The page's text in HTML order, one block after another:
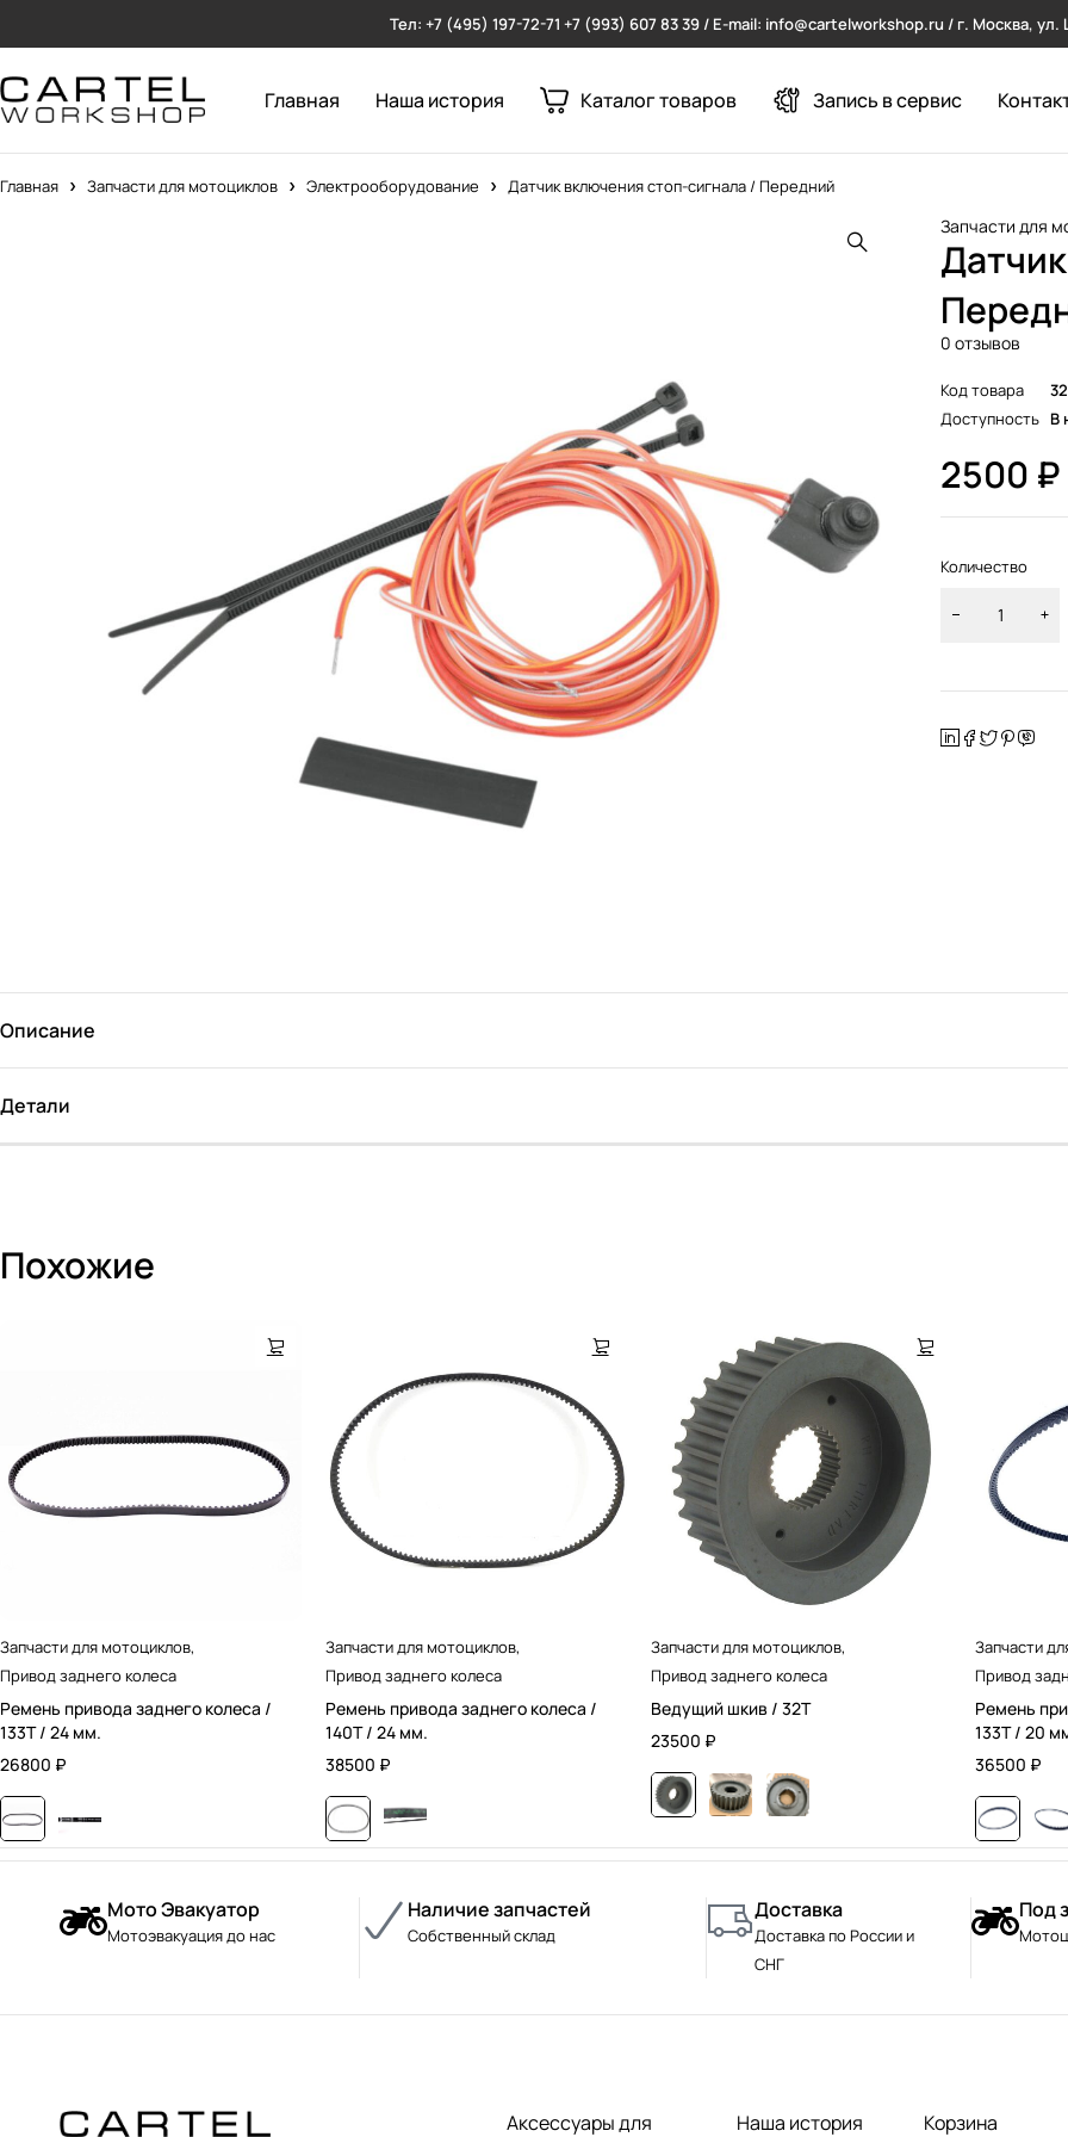
Тел: +7 (495) 197-72-71 +7 (993) 607 83 39 / E-mail: info@cartelworkshop.ru / г. Москва,
Главная Наша история Каталог товаров Запись в сервис
Главная Запчасти для мотоциклов Электрооборудование Датчик включения стоп-сигнала / Передний
Запчасти для
0 отзывов
Код товара
Доступность В
2500 ₽
Количество
Описание
Детали
Похожие
Запчасти для мотоциклов,
Привод заднего колеса
Ремень привода заднего колеса /
133T / 24 мм.
26800 ₽
Запчасти для мотоциклов,
Привод заднего колеса
Ремень привода заднего колеса /
140T / 24 мм.
38500 ₽
Запчасти для мотоциклов,
Привод заднего колеса
Ведущий шкив / 32T
23500 ₽
Запчасти
Привод
Ремень
133T / 20
36500 ₽
Мото Эвакуатор
Мотоэвакуация до нас
Наличие запчастей
Собственный склад
Доставка
Доставка по России и
СНГ
Под
Аксессуары для
Наша история Корзина